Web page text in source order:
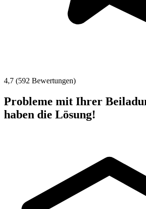
4,7 (592 Bewertungen)
Probleme mit Ihrer
haben die Lösung!